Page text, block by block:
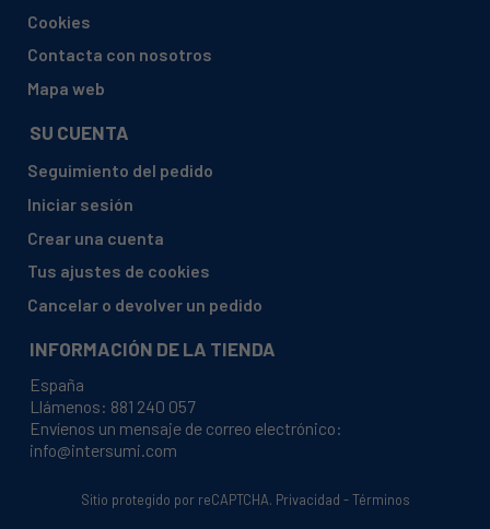
JUNKERS, WRD11-2G31S2805
JUNKERS, WRD11-2B31S2895
JUNKERS, WR11G31S2896
JUNKERS, WR300-7KVM1E31S2895
JUNKERS, WR11G31S2805
JUNKERS, WR11B31S2805
JUNKERS, WR11B31S2895
Cookies
Contacta con nosotros
Mapa web
SU CUENTA
Seguimiento del pedido
Iniciar sesión
Crear una cuenta
Tus ajustes de cookies
Cancelar o devolver un pedido
INFORMACIÓN DE LA TIENDA
España
Llámenos: 881 240 057
Envíenos un mensaje de correo electrónico:
info@intersumi.com
Sitio protegido por reCAPTCHA. Privacidad -Términos